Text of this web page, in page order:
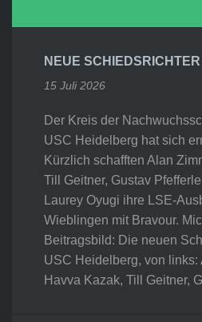
NEUE
15 Juli 2026
Der Kreis der
USC Heidelberg hat sich
Kürzlich schafften Alan
Till Geitner, Gustav
Laurey Oyugi ihre LSE-
Wieblingen mit Bravour.
Beitragsbild: Die neuen
USC Heidelberg, von links:
Havva Kazak, Till Geitner,